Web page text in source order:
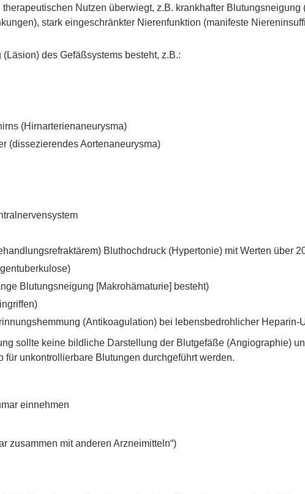
Nutzen überwiegt, z.B. krankhafter Blutungsneigung
stark eingeschränkter Nierenfunktion (manifeste
des Gefäßsystems besteht, z.B.:
(Hirnarterienaneurysma)
(dissezierendes Aortenaneurysma)
Bluthochdruck (Hypertonie) mit Werten über
Blutungsneigung [Makrohämaturie] besteht)
(Antikoagulation) bei lebensbedrohlicher Heparin-
sollte keine bildliche Darstellung der Blutgefäße (Angiographie)
unkontrollierbare Blutungen durchgeführt werden.
einnehmen
zusammen mit anderen Arzneimitteln“)